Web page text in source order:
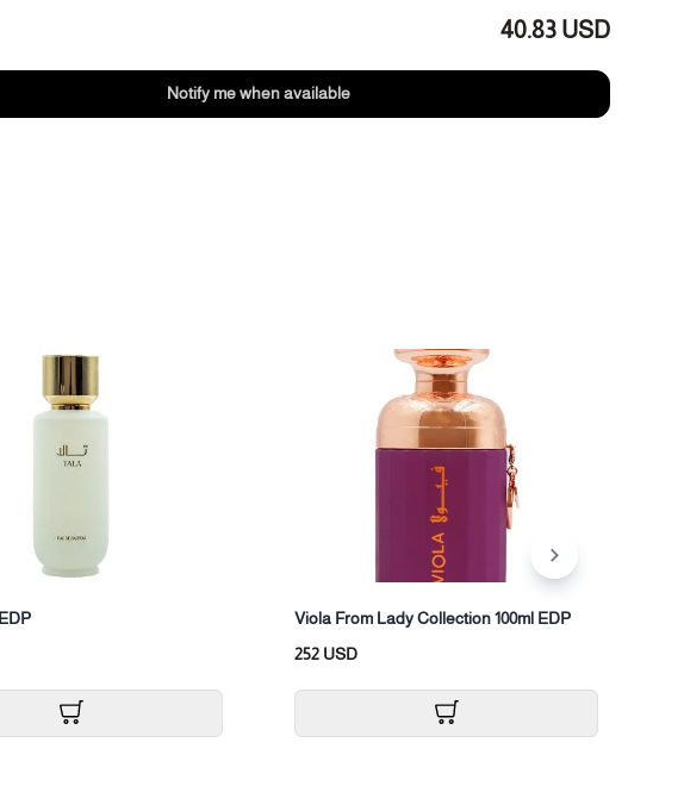
40.83 USD
Notify me when available
Viola From Lady Collection 100ml EDP
252 USD